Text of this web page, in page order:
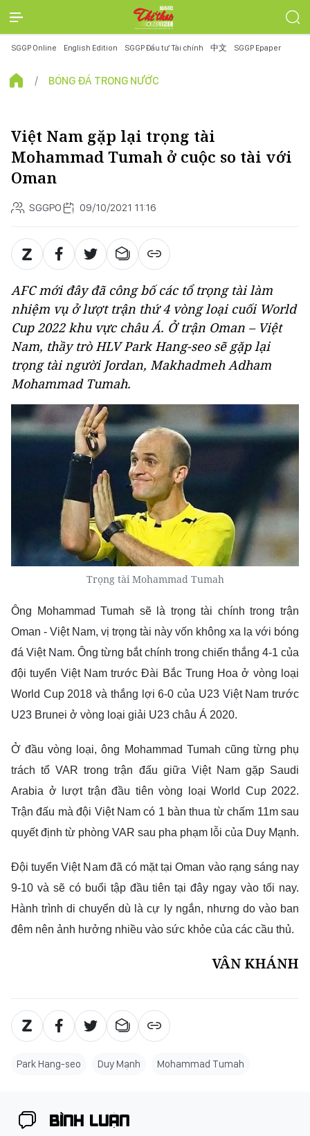
SGGP Online English Edition SGGP Đầu tư Tài chính 中文 SGGP Epaper
BÓNG ĐÁ TRONG NƯỚC
Việt Nam gặp lại trọng tài
Mohammad Tumah ở cuộc so tài với
Oman
SGGPO 09/10/2021 11:16
AFC mới đây đã công bố các tổ trọng tài làm
nhiệm vụ ở lượt trận thứ 4 vòng loại cuối World
Cup 2022 khu vực châu Á. Ở trận Oman – Việt
Nam, thầy trò HLV Park Hang-seo sẽ gặp lại
trọng tài người Jordan, Makhadmeh Adham
Mohammad Tumah.
Trọng tài Mohammad Tumah
Ông Mohammad Tumah sẽ là trọng tài chính trong trận
Oman - Việt Nam, vị trọng tài này vốn không xa lạ với bóng
đá Việt Nam. Ông từng bắt chính trong chiến thắng 4-1 của
đội tuyển Việt Nam trước Đài Bắc Trung Hoa ở vòng loại
World Cup 2018 và thắng lợi 6-0 của U23 Việt Nam trước
U23 Brunei ở vòng loại giải U23 châu Á 2020.
Ở đầu vòng loại, ông Mohammad Tumah cũng từng phụ
trách tổ VAR trong trận đấu giữa Việt Nam gặp Saudi
Arabia ở lượt trận đầu tiên vòng loại World Cup 2022.
Trận đấu mà đội Việt Nam có 1 bàn thua từ chấm 11m sau
quyết định từ phòng VAR sau pha phạm lỗi của Duy Mạnh.
Đội tuyển Việt Nam đã có mặt tại Oman vào rạng sáng nay
9-10 và sẽ có buổi tập đầu tiên tại đây ngay vào tối nay.
Hành trình di chuyển dù là cự ly ngắn, nhưng do vào ban
đêm nên ảnh hưởng nhiều vào sức khỏe của các cầu thủ.
VÂN KHÁNH
Park Hang-seo Duy Mạnh Mohammad Tumah
BÌNH LUẬN